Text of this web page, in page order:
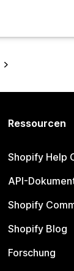
Ressourcen
Shopify Help
API-
Shopify
Shopify Blog
Forschung